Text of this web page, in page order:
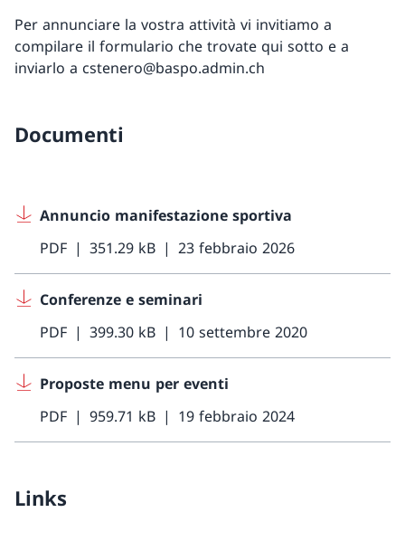
Per annunciare la vostra attività vi invitiamo a
compilare il formulario che trovate qui sotto e a
inviarlo a cstenero@baspo.admin.ch
Documenti
Annuncio manifestazione sportiva
PDF
351.29 kB 23 febbraio 2026
Conferenze e seminari
PDF
399.30 kB 10 settembre 2020
Proposte menu per eventi
PDF
959.71 kB 19 febbraio 2024
Links